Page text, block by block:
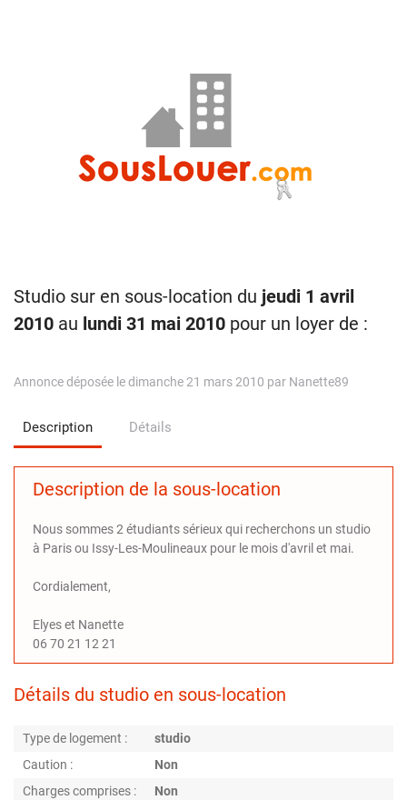
Studio sur en sous-location du jeudi 1 avril
2010 au lundi 31 mai 2010 pour un loyer de :
Annonce déposée le dimanche 21 mars 2010 par Nanette89
Description Détails
Description de la sous-location
Nous sommes 2 étudiants sérieux qui recherchons un studio
à Paris ou Issy-Les-Moulineaux pour le mois d'avril et mai.
Cordialement,
Elyes et Nanette
06 70 21 12 21
Détails du studio en sous-location
Type de logement :
studio
Caution :
Non
Charges comprises :
Non